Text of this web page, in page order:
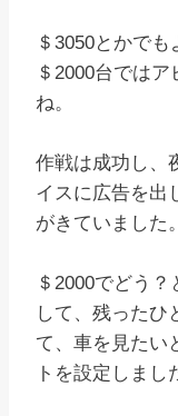
＄3050とかで
＄2000台では
ね。
作戦は成功し、
イスに広告を出
がきていました。
＄2000でどう
して、残ったひ
て、車を見たい
トを設定しまし